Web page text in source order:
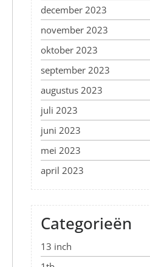
december 2023
november 2023
oktober 2023
september 2023
augustus 2023
juli 2023
juni 2023
mei 2023
april 2023
Categorieën
13 inch